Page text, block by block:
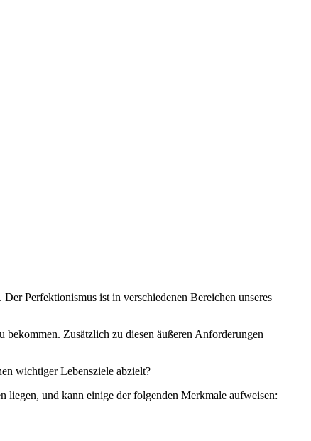
Perfektionismus ist in verschiedenen Bereichen unseres
bekommen. Zusätzlich zu diesen äußeren Anforderungen
wichtiger Lebensziele abzielt?
liegen, und kann einige der folgenden Merkmale aufweisen: